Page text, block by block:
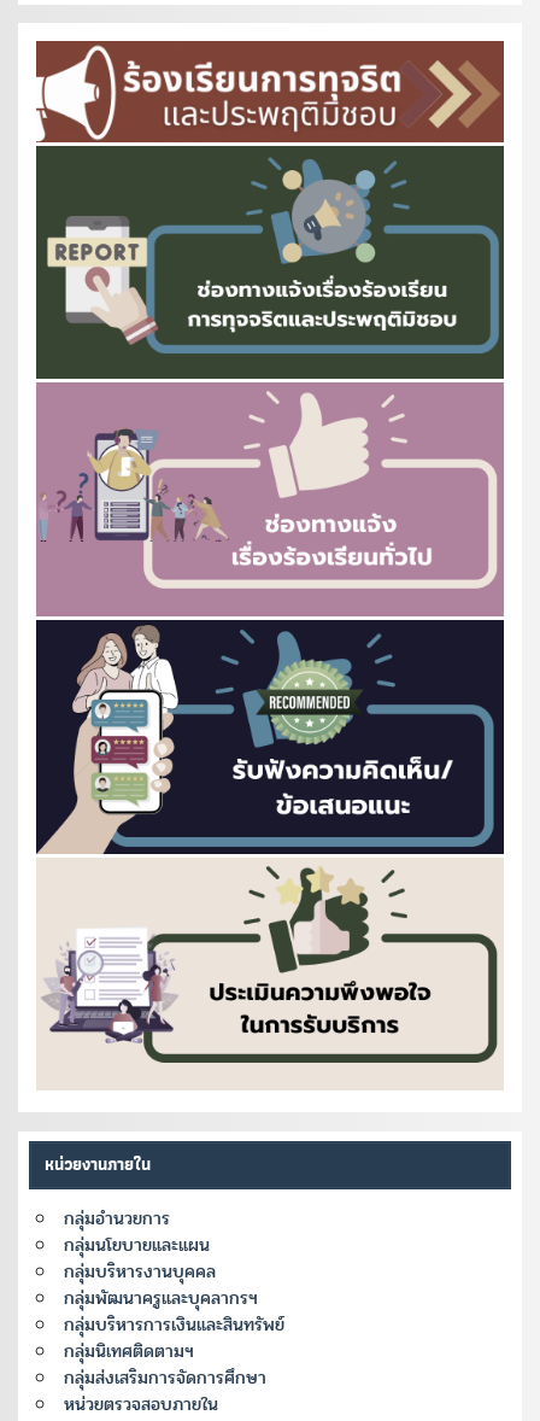
หน่วยงานภายใน
กลุ่มอำนวยการ
กลุ่มนโยบายและแผน
กลุ่มบริหารงานบุคคล
กลุ่มพัฒนาครูและบุคลากรฯ
กลุ่มบริหารการเงินและสินทรัพย์
กลุ่มนิเทศติดตามฯ
กลุ่มส่งเสริมการจัดการศึกษา
หน่วยตรวจสอบภายใน